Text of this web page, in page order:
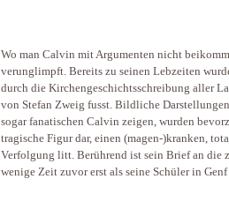
Wo man Calvin mit Argumenten nicht
verunglimpft. Bereits zu seinen Lebzeiten
durch die Kirchengeschichtsschreibung aller
von Stefan Zweig fusst. Bildliche
sogar fanatischen Calvin zeigen, wurden
tragische Figur dar, einen (magen-)kranken,
Verfolgung litt. Berührend ist sein Brief an die
wenige Zeit zuvor erst als seine Schüler in